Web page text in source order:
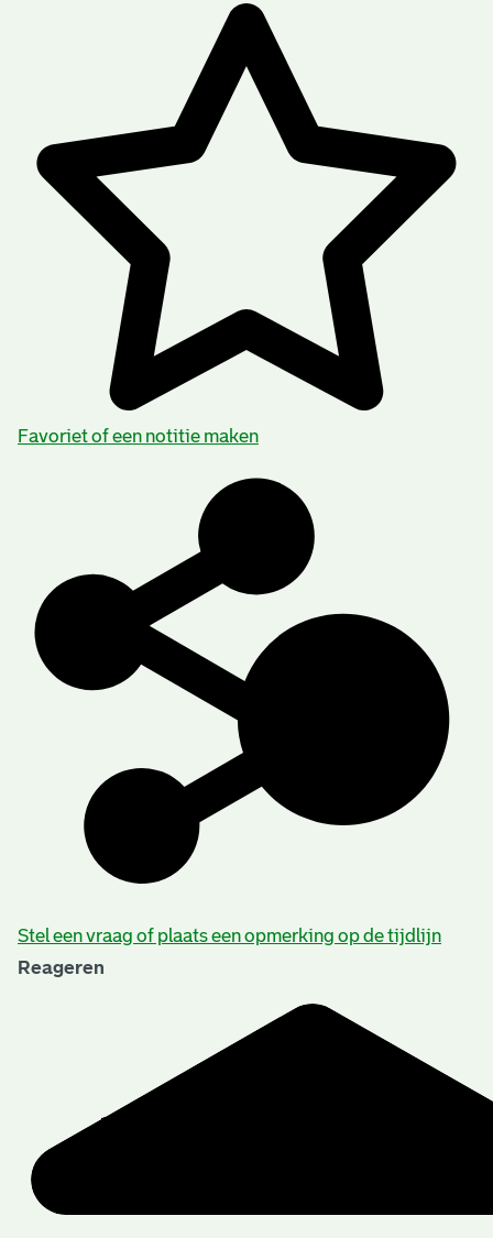
Favoriet of een notitie maken
Stel een vraag of plaats een opmerking op de tijdlijn
Reageren